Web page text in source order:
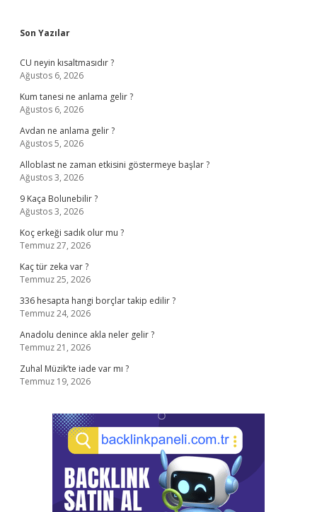
Sidebar
Son Yazılar
CU neyin kısaltmasıdır ?
Ağustos 6, 2026
Kum tanesi ne anlama gelir ?
Ağustos 6, 2026
Avdan ne anlama gelir ?
Ağustos 5, 2026
Alloblast ne zaman etkisini göstermeye başlar ?
Ağustos 3, 2026
9 Kaça Bolunebilir ?
Ağustos 3, 2026
Koç erkeği sadık olur mu ?
Temmuz 27, 2026
Kaç tür zeka var ?
Temmuz 25, 2026
336 hesapta hangi borçlar takip edilir ?
Temmuz 24, 2026
Anadolu denince akla neler gelir ?
Temmuz 21, 2026
Zuhal Müzik’te iade var mı ?
Temmuz 19, 2026